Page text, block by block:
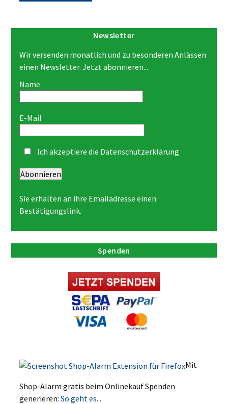
Newsletter
Wir versenden monatlich und zu besonderen Anlässen
einen Newsletter. Jetzt abonnieren...
Name
E-Mail
Ich akzeptiere die Datenschutzerklärung
Abonnieren
Sie erhalten an ihre Emailadresse einen
Bestätigungslink.
Spenden
Mit
Shop-Alarm gratis beim Onlinekauf Spenden
generieren:So geht es...